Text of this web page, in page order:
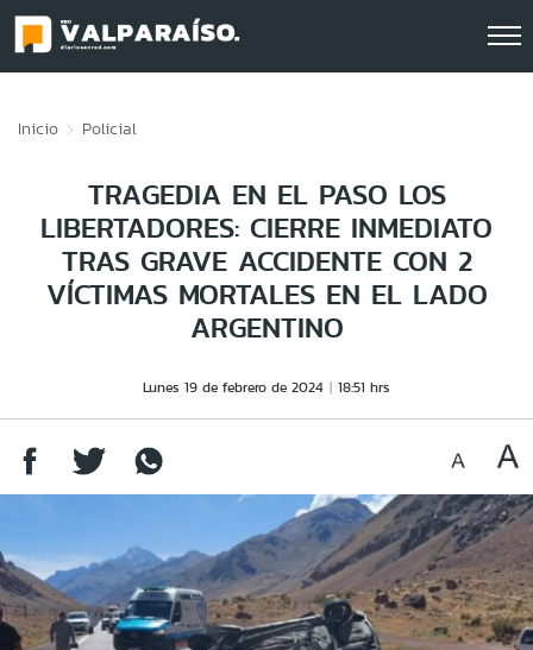
Inicio Policial
TRAGEDIA EN EL PASO LOS
LIBERTADORES: CIERRE INMEDIATO
TRAS GRAVE ACCIDENTE CON 2
VÍCTIMAS MORTALES EN EL LADO
ARGENTINO
Lunes 19 de febrero de 2024 18:51 hrs